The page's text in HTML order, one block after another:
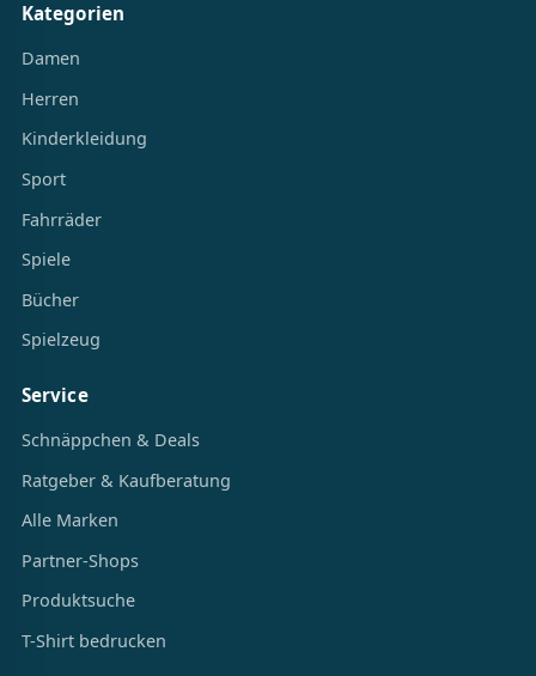
Kategorien
Damen
Herren
Kinderkleidung
Sport
Fahrräder
Spiele
Bücher
Spielzeug
Service
Schnäppchen & Deals
Ratgeber & Kaufberatung
Alle Marken
Partner-Shops
Produktsuche
T-Shirt bedrucken